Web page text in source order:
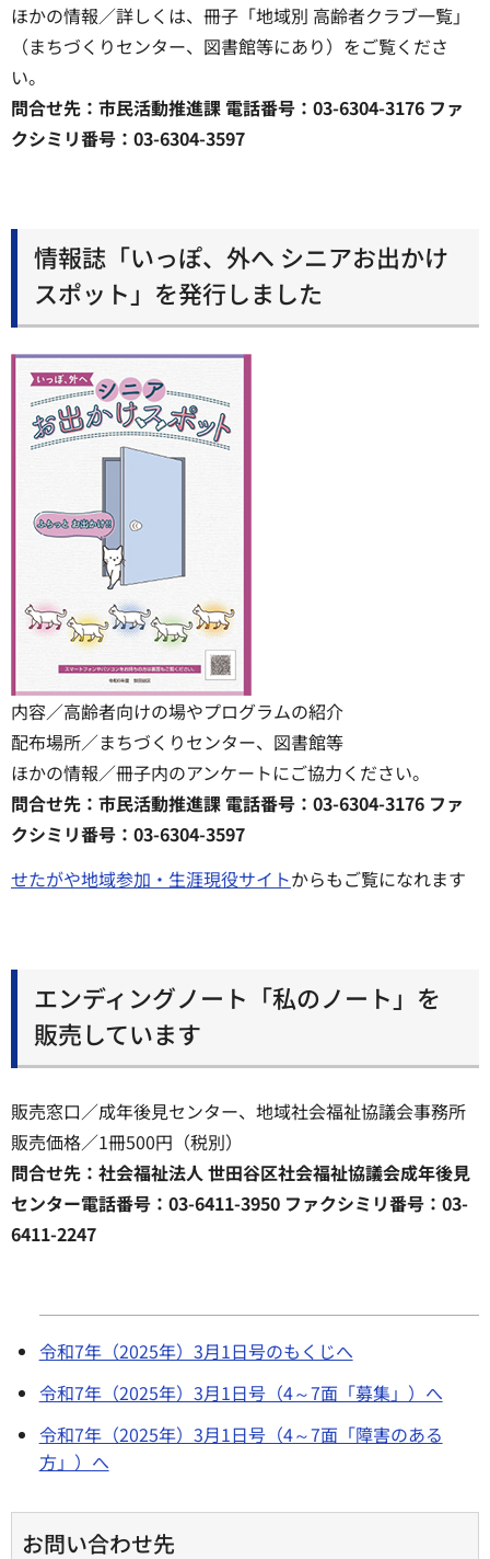
ほかの情報／詳しくは、冊子「地域別 高齢者クラブ一覧」
（まちづくりセンター、図書館等にあり）をご覧くださ
い。
問合せ先：市民活動推進課 電話番号：03-6304-3176 ファ
クシミリ番号：03-6304-3597
情報誌「いっぽ、外へ シニアお出かけ
スポット」を発行しました
内容／高齢者向けの場やプログラムの紹介
配布場所／まちづくりセンター、図書館等
ほかの情報／冊子内のアンケートにご協力ください。
問合せ先：市民活動推進課 電話番号：03-6304-3176 ファ
クシミリ番号：03-6304-3597
せたがや地域参加・生涯現役サイトからもご覧になれます
エンディングノート「私のノート」を
販売しています
販売窓口／成年後見センター、地域社会福祉協議会事務所
販売価格／1冊500円（税別）
問合せ先：社会福祉法人 世田谷区社会福祉協議会成年後見
センター電話番号：03-6411-3950 ファクシミリ番号：03-
6411-2247
令和7年（2025年）3月1日号のもくじへ
令和7年（2025年）3月1日号（4～7面「募集」）へ
令和7年（2025年）3月1日号（4～7面「障害のある
方」）へ
お問い合わせ先